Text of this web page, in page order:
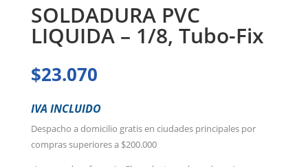
SOLDADURA PVC
LIQUIDA – 1/8, Tubo-Fix
$23.070
IVA INCLUIDO
Despacho a domicilio gratis en ciudades principales por
compras superiores a $200.000